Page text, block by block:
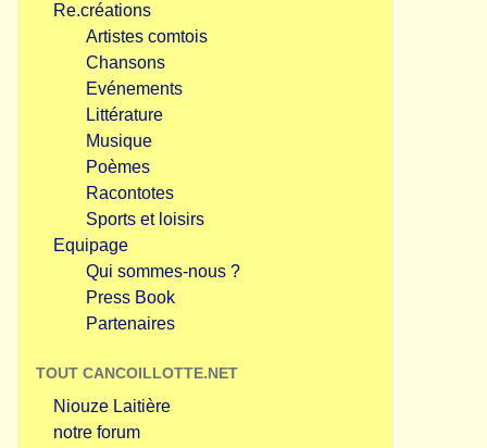
Re.créations
Artistes comtois
Chansons
Evénements
Littérature
Musique
Poèmes
Racontotes
Sports et loisirs
Equipage
Qui sommes-nous ?
Press Book
Partenaires
TOUT CANCOILLOTTE.NET
Niouze Laitière
notre forum